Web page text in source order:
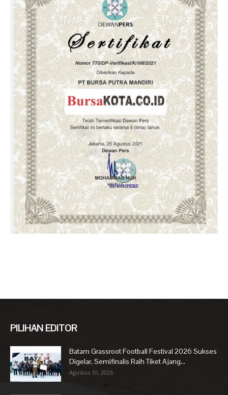
PILIHAN EDITOR
Batam Grassroot Football Festival 2026 Sukses
Digelar, Semifinalis Raih Tiket Ajang...
Agustus 10, 2026